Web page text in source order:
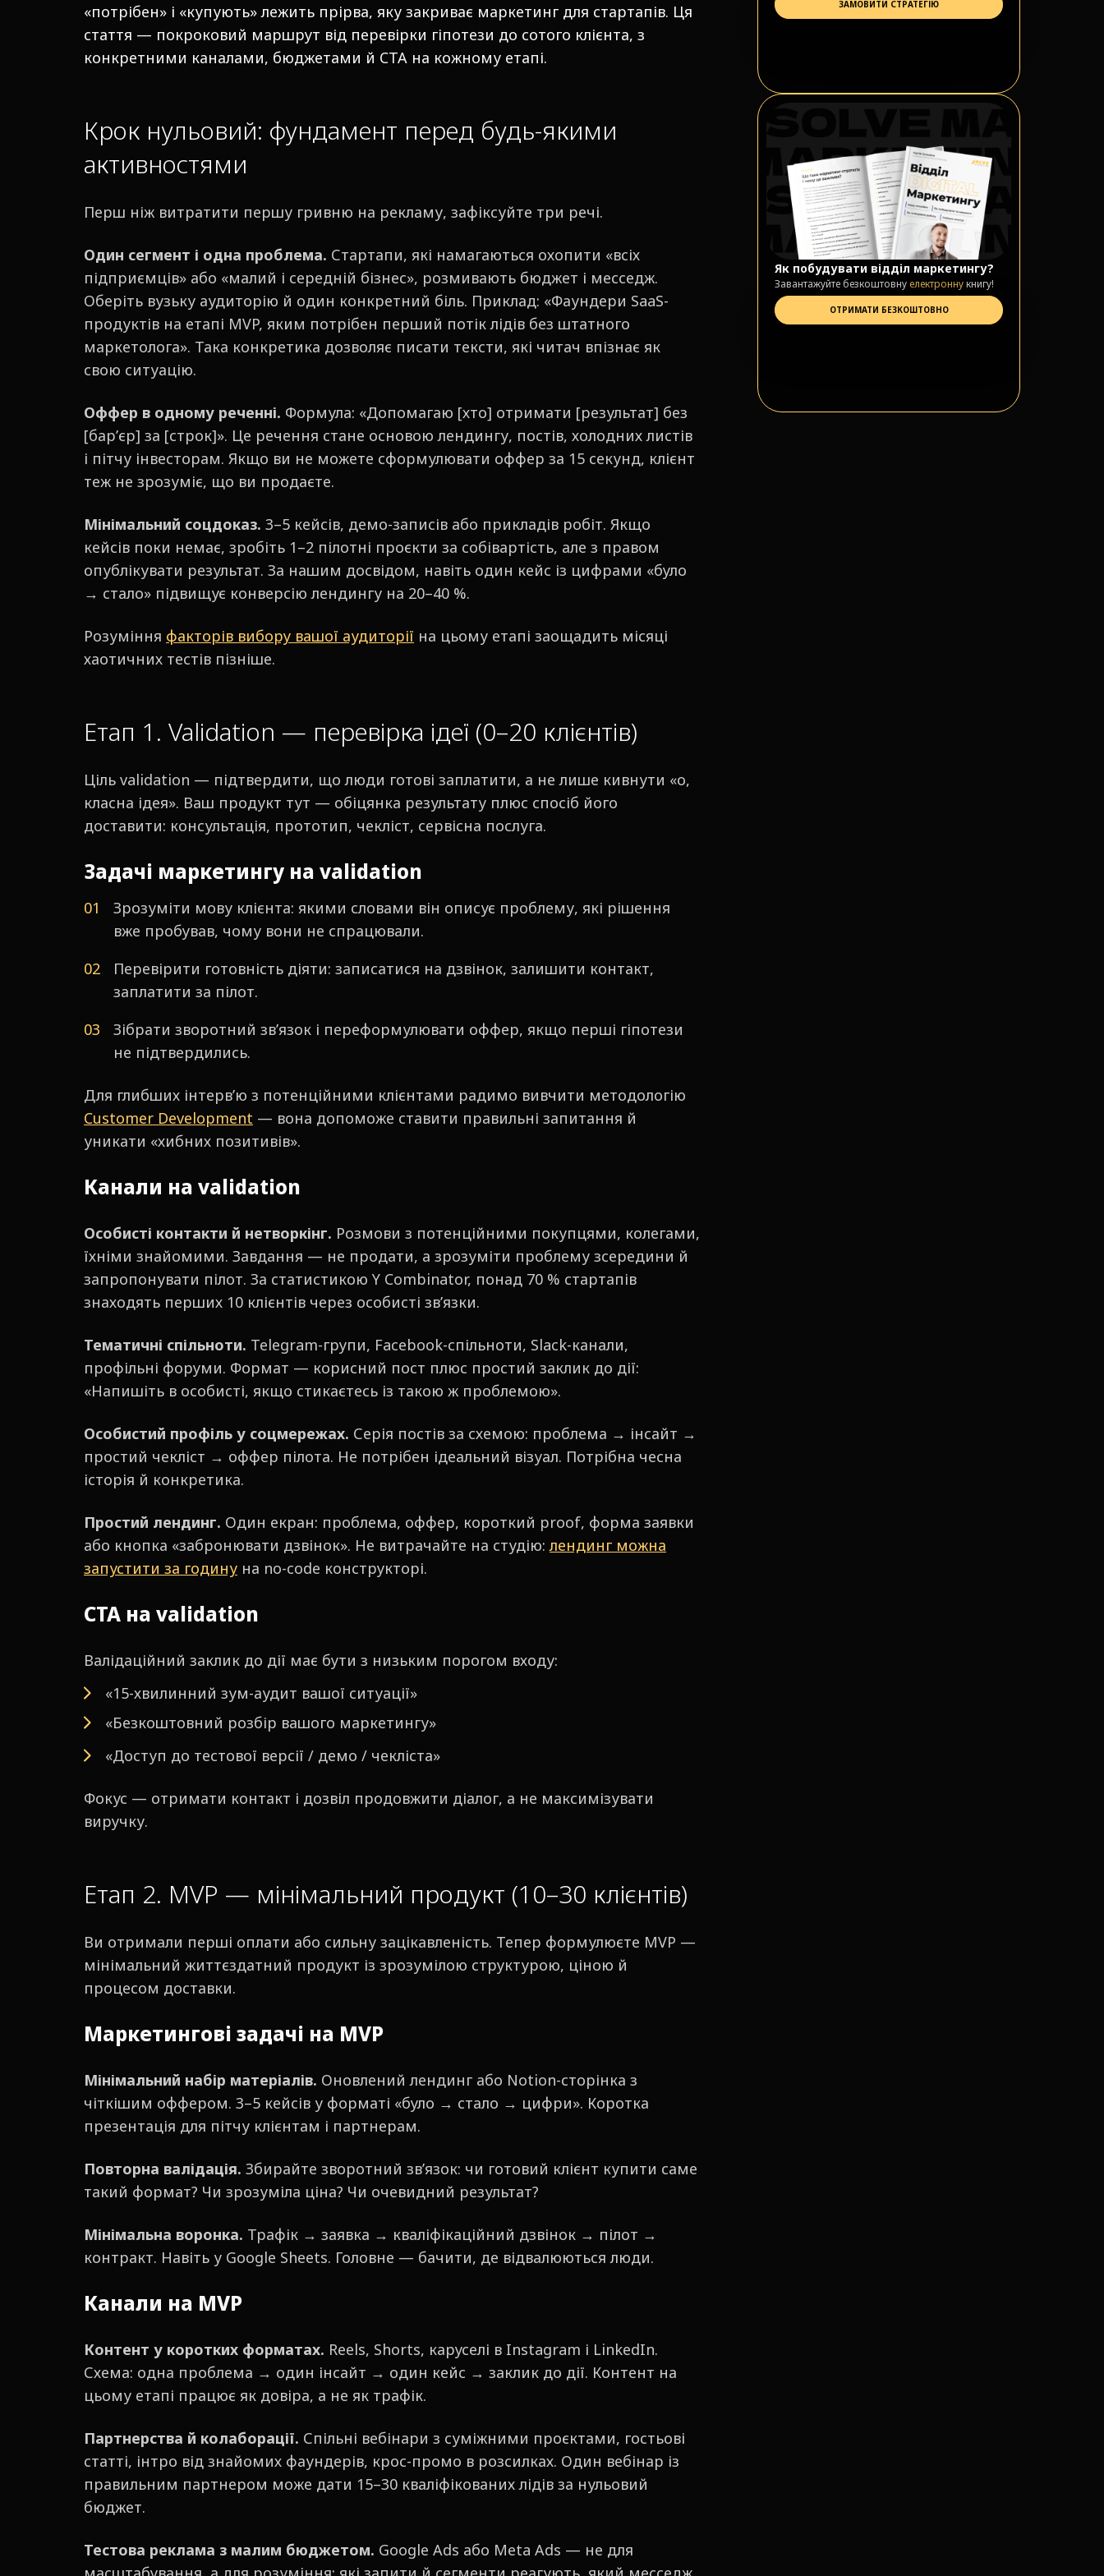
«потрібен» і «купують» лежить прірва, яку закриває маркетинг для стартапів. Ця
стаття — покроковий маршрут від перевірки гіпотези до сотого клієнта, з
конкретними каналами, бюджетами й CTA на кожному етапі.
Крок нульовий: фундамент перед будь-якими
активностями
Перш ніж витратити першу гривню на рекламу, зафіксуйте три речі.
Один сегмент і одна проблема. Стартапи, які намагаються охопити «всіх
підприємців» або «малий і середній бізнес», розмивають бюджет і месседж.
Оберіть вузьку аудиторію й один конкретний біль. Приклад: «Фаундери SaaS-
продуктів на етапі MVP, яким потрібен перший потік лідів без штатного
маркетолога». Така конкретика дозволяє писати тексти, які читач впізнає як
свою ситуацію.
Оффер в одному реченні. Формула: «Допомагаю [хто] отримати [результат] без
[бар’єр] за [строк]». Це речення стане основою лендингу, постів, холодних листів
і пітчу інвесторам. Якщо ви не можете сформулювати оффер за 15 секунд, клієнт
теж не зрозуміє, що ви продаєте.
Мінімальний соцдоказ. 3–5 кейсів, демо-записів або прикладів робіт. Якщо
кейсів поки немає, зробіть 1–2 пілотні проєкти за собівартість, але з правом
опублікувати результат. За нашим досвідом, навіть один кейс із цифрами «було
→ стало» підвищує конверсію лендингу на 20–40 %.
Розуміння факторів вибору вашої аудиторії на цьому етапі заощадить місяці
хаотичних тестів пізніше.
Етап 1. Validation — перевірка ідеї (0–20 клієнтів)
Ціль validation — підтвердити, що люди готові заплатити, а не лише кивнути «о,
класна ідея». Ваш продукт тут — обіцянка результату плюс спосіб його
доставити: консультація, прототип, чекліст, сервісна послуга.
Задачі маркетингу на validation
Зрозуміти мову клієнта: якими словами він описує проблему, які рішення
вже пробував, чому вони не спрацювали.
Перевірити готовність діяти: записатися на дзвінок, залишити контакт,
заплатити за пілот.
Зібрати зворотний зв’язок і переформулювати оффер, якщо перші гіпотези
не підтвердились.
Для глибших інтерв’ю з потенційними клієнтами радимо вивчити методологію
Customer Development — вона допоможе ставити правильні запитання й
уникати «хибних позитивів».
Канали на validation
Особисті контакти й нетворкінг. Розмови з потенційними покупцями, колегами,
їхніми знайомими. Завдання — не продати, а зрозуміти проблему зсередини й
запропонувати пілот. За статистикою Y Combinator, понад 70 % стартапів
знаходять перших 10 клієнтів через особисті зв’язки.
Тематичні спільноти. Telegram-групи, Facebook-спільноти, Slack-канали,
профільні форуми. Формат — корисний пост плюс простий заклик до дії:
«Напишіть в особисті, якщо стикаєтесь із такою ж проблемою».
Особистий профіль у соцмережах. Серія постів за схемою: проблема → інсайт →
простий чекліст → оффер пілота. Не потрібен ідеальний візуал. Потрібна чесна
історія й конкретика.
Простий лендинг. Один екран: проблема, оффер, короткий proof, форма заявки
або кнопка «забронювати дзвінок». Не витрачайте на студію:лендинг можна
запустити за годину на no-code конструкторі.
CTA на validation
Валідаційний заклик до дії має бути з низьким порогом входу:
«15-хвилинний зум-аудит вашої ситуації»
«Безкоштовний розбір вашого маркетингу»
«Доступ до тестової версії / демо / чекліста»
Фокус — отримати контакт і дозвіл продовжити діалог, а не максимізувати
виручку.
Етап 2. MVP — мінімальний продукт (10–30 клієнтів)
Ви отримали перші оплати або сильну зацікавленість. Тепер формулюєте MVP —
мінімальний життєздатний продукт із зрозумілою структурою, ціною й
процесом доставки.
Маркетингові задачі на MVP
Мінімальний набір матеріалів. Оновлений лендинг або Notion-сторінка з
чіткішим оффером. 3–5 кейсів у форматі «було → стало → цифри». Коротка
презентація для пітчу клієнтам і партнерам.
Повторна валідація. Збирайте зворотний зв’язок: чи готовий клієнт купити саме
такий формат? Чи зрозуміла ціна? Чи очевидний результат?
Мінімальна воронка. Трафік → заявка → кваліфікаційний дзвінок → пілот →
контракт. Навіть у Google Sheets. Головне — бачити, де відвалюються люди.
Канали на MVP
Контент у коротких форматах. Reels, Shorts, каруселі в Instagram і LinkedIn.
Схема: одна проблема → один інсайт → один кейс → заклик до дії. Контент на
цьому етапі працює як довіра, а не як трафік.
Партнерства й колаборації. Спільні вебінари з суміжними проєктами, гостьові
статті, інтро від знайомих фаундерів, крос-промо в розсилках. Один вебінар із
правильним партнером може дати 15–30 кваліфікованих лідів за нульовий
бюджет.
Тестова реклама з малим бюджетом. Google Ads або Meta Ads — не для
Як побудувати відділ маркетингу?
Завантажуйте безкоштовну електроннукнигу!
ОТРИМАТИ БЕЗКОШТОВНО
ЗАМОВИТИ СТРАТЕГІЮ